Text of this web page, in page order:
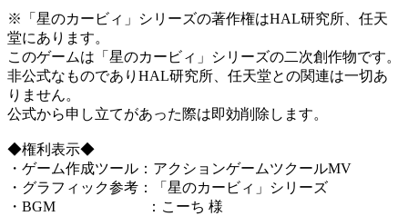
※「星のカービィ」シリーズの著作権はHAL研究所、任天
堂にあります。
このゲームは「星のカービィ」シリーズの二次創作物です。
非公式なものでありHAL研究所、任天堂との関連は一切あ
りません。
公式から申し立てがあった際は即効削除します。
◆権利表示◆
・ゲーム作成ツール：アクションゲームツクールMV
・グラフィック参考：「星のカービィ」シリーズ
・BGM ：こーち 様